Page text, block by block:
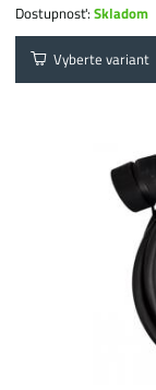
Dostupnosť:Skladom
Vyberte variant